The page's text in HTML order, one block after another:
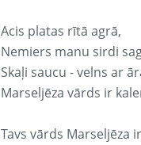
Acis platas rītā agrā,
Nemiers manu sirdi
Skaļi saucu - velns ar
Marseljēza vārds ir
Tavs vārds Marseljēza